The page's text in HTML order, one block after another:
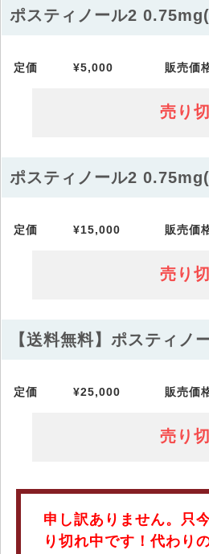
ポスティノール2
定価 ¥5,000 販売価
売り
ポスティノール2
定価 ¥15,000 販売価
売り
【送料無料】ポスティノ
定価 ¥25,000 販売価
売り
申し訳ありません。只
り切れ中です！代わり